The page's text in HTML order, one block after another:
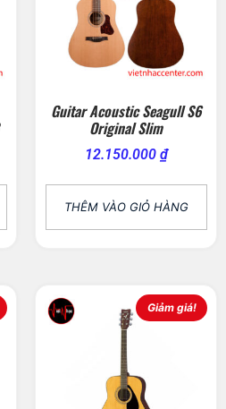
Guitar Acoustic Seagull S6
Original Slim
12.150.000 ₫
THÊM VÀO GIỎ HÀNG
Giảm giá!